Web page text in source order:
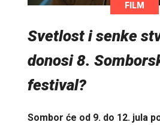
FILM
Svetlost i senke
donosi 8.
festival?
Sombor će od 9. do 12. jula